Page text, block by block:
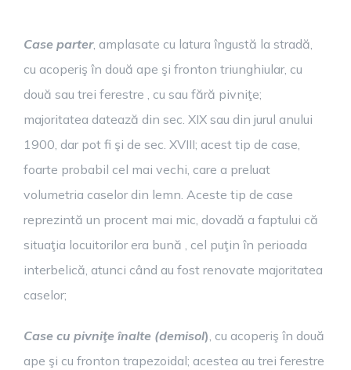
Case parter, amplasate cu latura îngustă la stradă,
cu acoperiş în două ape şi fronton triunghiular, cu
două sau trei ferestre , cu sau fără pivniţe;
majoritatea datează din sec. XIX sau din jurul anului
1900, dar pot fi şi de sec. XVIII; acest tip de case,
foarte probabil cel mai vechi, care a preluat
volumetria caselor din lemn. Aceste tip de case
reprezintă un procent mai mic, dovadă a faptului că
situaţia locuitorilor era bună , cel puţin în perioada
interbelică, atunci când au fost renovate majoritatea
caselor;
Case cu pivniţe înalte (demisol), cu acoperiş în două
ape şi cu fronton trapezoidal; acestea au trei ferestre